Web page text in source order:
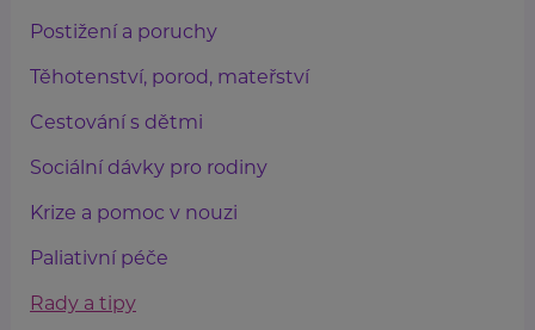
Postižení a poruchy
Těhotenství, porod, mateřství
Cestování s dětmi
Sociální dávky pro rodiny
Krize a pomoc v nouzi
Paliativní péče
Rady a tipy